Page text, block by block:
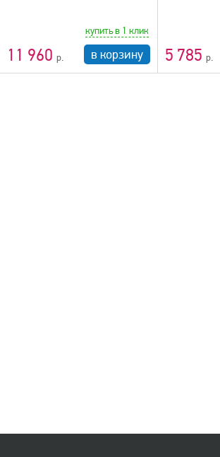
11 960
купить в 1 клик
в корзину 5 785